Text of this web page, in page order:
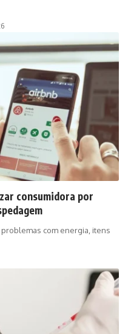
consumidora por
com energia, itens